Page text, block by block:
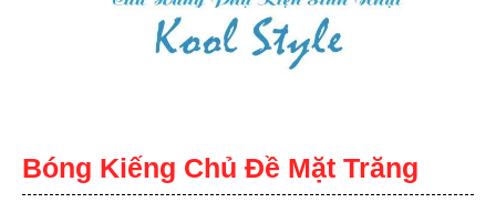
Bóng Kiếng Chủ Đề Mặt Trăng